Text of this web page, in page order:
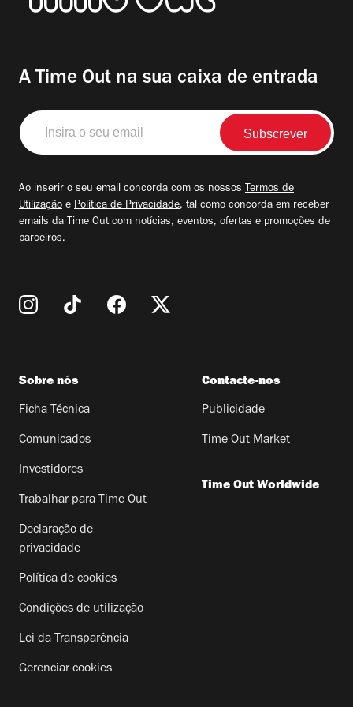
A Time Out na sua caixa de entrada
Insira
o
seu
Ao inserir o seu email concorda com os nossos Termos de
Utilização e Política de Privacidade, tal como concorda em receber
emails da Time Out com notícias, eventos, ofertas e promoções de
parceiros.
Sobre nós
Ficha Técnica
Comunicados
Investidores
Trabalhar para Time Out
Declaração de
privacidade
Política de cookies
Condições de utilização
Lei da Transparência
Gerenciar cookies
Contacte-nos
Publicidade
Time Out Market
Time Out Worldwide